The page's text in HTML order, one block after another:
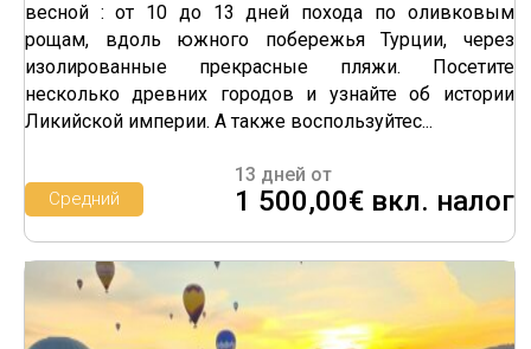
весной : от 10 до 13 дней похода по оливковым
рощам, вдоль южного побережья Турции, через
изолированные прекрасные пляжи. Посетите
несколько древних городов и узнайте об истории
Ликийской империи. А также воспользуйтес...
13 дней от
1 500,00€ вкл. налог
Средний